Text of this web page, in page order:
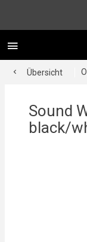
Übersicht
Sound
black/